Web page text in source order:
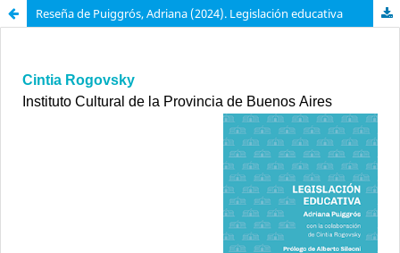
Reseña de Puiggrós, Adriana (2024). Legislación educativa